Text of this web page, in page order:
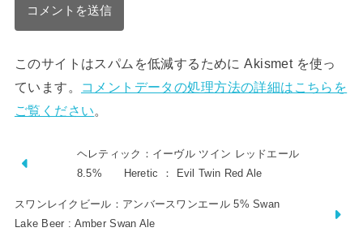
このサイトはスパムを低減するために Akismet を使っ
ています。
コメントデータの処理方法の詳細はこちらを
ご覧ください。
ヘレティック：イーヴル ツイン レッドエール
8.5% Heretic ： Evil Twin Red Ale
スワンレイクビール：アンバースワンエール 5% Swan
Lake Beer : Amber Swan Ale